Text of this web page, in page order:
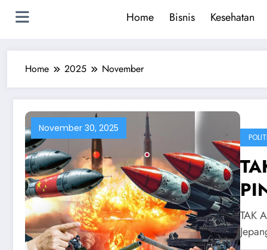
Home Bisnis Kesehatan
Home 2025 November
November 30, 2025
TAK